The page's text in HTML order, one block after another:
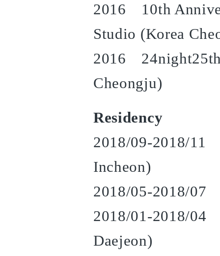
2016 10th
Studio (Korea
2016
Cheongju)
Residency
2018/09-2018/11
Incheon)
2018/05-2018/07
2018/01-2018/04
Daejeon)